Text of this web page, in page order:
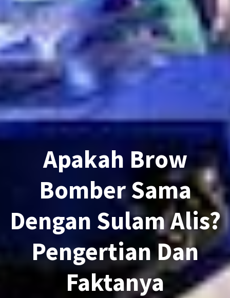
Apakah Brow
Bomber Sama
Dengan Sulam Alis?
Pengertian Dan
Faktanya